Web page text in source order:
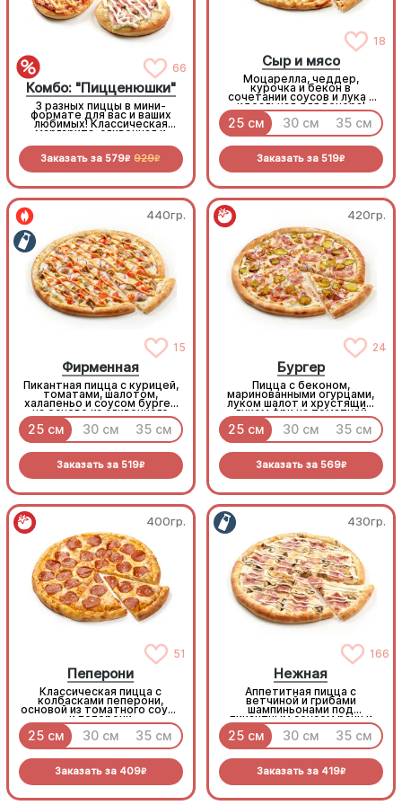
66
Комбо: "Пицценюшки"
3 разных пиццы в мини-
формате для вас и ваших
любимых! Классическая
маргарита, сливочная и
Заказать за 579R 929R
18
Сыр и мясо
Моцарелла, чеддер,
курочка и бекон в
сочетании соусов и лука -
идеальная для вечера!
25 см 30 см 35 см
Заказать за 519R
440гр.
15
Фирменная
Пикантная пицца с курицей,
томатами, шалотом,
халапеньо и соусом бургер
на основе из сливочного
соуса и моцареллы.
25 см 30 см 35 см
Заказать за 519R
420гр.
24
Бургер
Пицца с беконом,
маринованными огурцами,
луком шалот и хрустящим
луком фри на томатной
основе с моцареллой.
25 см 30 см 35 см
Заказать за 569R
400гр.
51
Пеперони
Классическая пицца с
колбасками пеперони,
основой из томатного соуса
и пеперони
25 см 30 см 35 см
Заказать за 409R
430гр.
166
Нежная
Аппетитная пицца с
ветчиной и грибами
шампиньонами под
пикантным соусом ранч и
моцареллой
25 см 30 см 35 см
Заказать за 419R